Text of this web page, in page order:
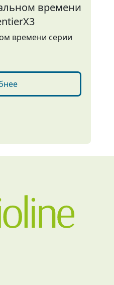
времени
времени серии